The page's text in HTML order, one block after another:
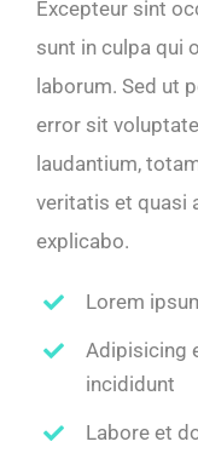
Excepteur sint
sunt in culpa qui
laborum. Sed ut
error sit
laudantium,
veritatis et quasi
explicabo.
Lorem
Adipisicing
incididunt
Labore et